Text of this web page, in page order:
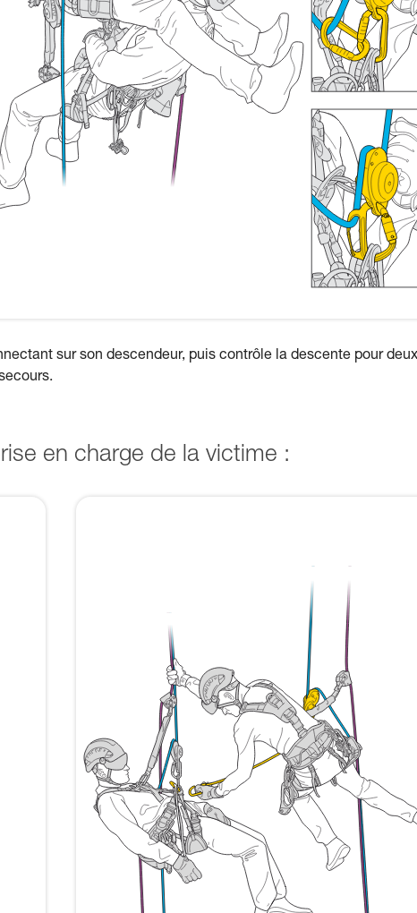
sur son descendeur, puis contrôle la descente pour
en charge de la victime :